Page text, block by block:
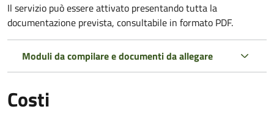
Il servizio può essere attivato presentando tutta la
documentazione prevista, consultabile in formato PDF.
Moduli da compilare e documenti da allegare
Costi